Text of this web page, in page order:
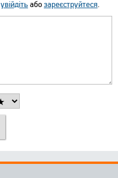
увійдітьабозареєструйтеся.